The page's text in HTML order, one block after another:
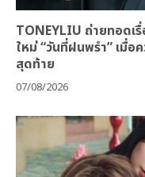
TONEYLIU ถ่ายทอดเ
ใหม่ “วันที่ฝนพรำ” เมื่อ
สุดท้าย
07/08/2026